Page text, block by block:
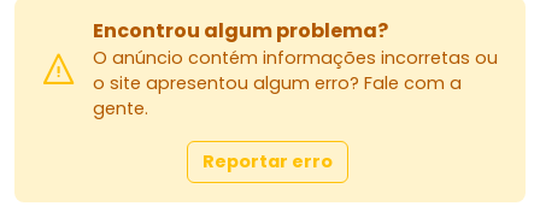
Encontrou algum problema?
O anúncio contém informações incorretas ou
o site apresentou algum erro? Fale com a
gente.
Reportar erro